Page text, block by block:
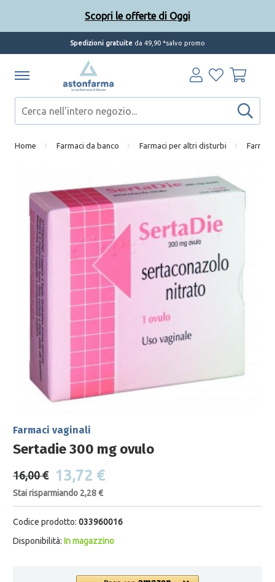
Spedizioni gratuite da 49,90 *salvo promo
Home Farmaci da banco Farmaci per altri disturbi
Farmaci vaginali
Sertadie 300 mg ovulo
16,00 € 13,72 €
Stai risparmiando 2,28 €
Codice prodotto: 033960016
Disponibilità: In magazzino
Scopri le offerte di Oggi